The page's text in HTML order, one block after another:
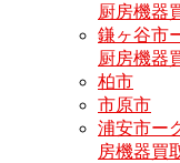
厨房機器
鎌ヶ谷市
厨房機器
柏市
市原市
浦安市ー
房機器買